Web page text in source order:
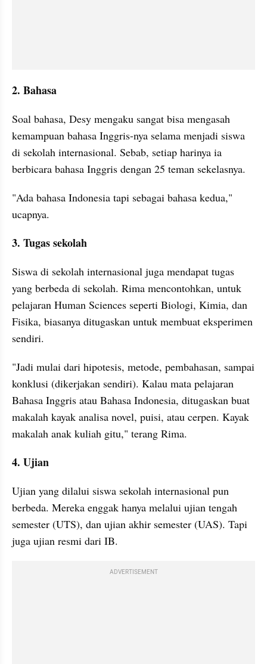
2. Bahasa
Soal bahasa, Desy mengaku sangat bisa mengasah
kemampuan bahasa Inggris-nya selama menjadi siswa
di sekolah internasional. Sebab, setiap harinya ia
berbicara bahasa Inggris dengan 25 teman sekelasnya.
"Ada bahasa Indonesia tapi sebagai bahasa kedua,"
ucapnya.
3. Tugas sekolah
Siswa di sekolah internasional juga mendapat tugas
yang berbeda di sekolah. Rima mencontohkan, untuk
pelajaran Human Sciences seperti Biologi, Kimia, dan
Fisika, biasanya ditugaskan untuk membuat eksperimen
sendiri.
"Jadi mulai dari hipotesis, metode, pembahasan, sampai
konklusi (dikerjakan sendiri). Kalau mata pelajaran
Bahasa Inggris atau Bahasa Indonesia, ditugaskan buat
makalah kayak analisa novel, puisi, atau cerpen. Kayak
makalah anak kuliah gitu," terang Rima.
4. Ujian
Ujian yang dilalui siswa sekolah internasional pun
berbeda. Mereka enggak hanya melalui ujian tengah
semester (UTS), dan ujian akhir semester (UAS). Tapi
juga ujian resmi dari IB.
ADVERTISEMENT